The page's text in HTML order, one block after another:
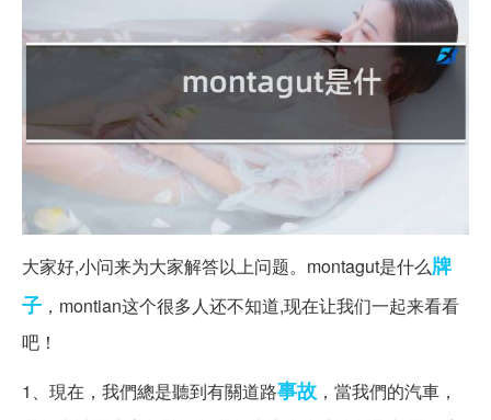
大家好,小问来为大家解答以上问题。montagut是什么牌
子 ，montian这个很多人还不知道,现在让我们一起来看看
吧！
1、現在，我們總是聽到有關道路事故 ，當我們的汽車，